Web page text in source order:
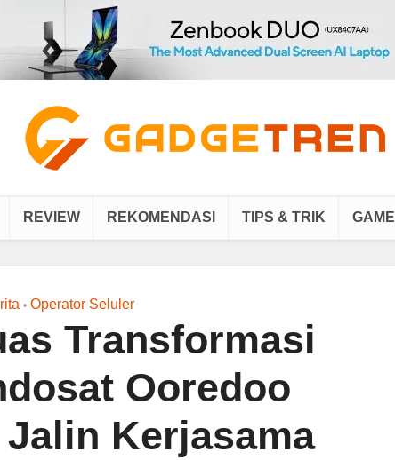
REVIEW REKOMENDASI TIPS & TRIK GAME
• Operator Seluler
Transformasi
Ooredoo
Kerjasama